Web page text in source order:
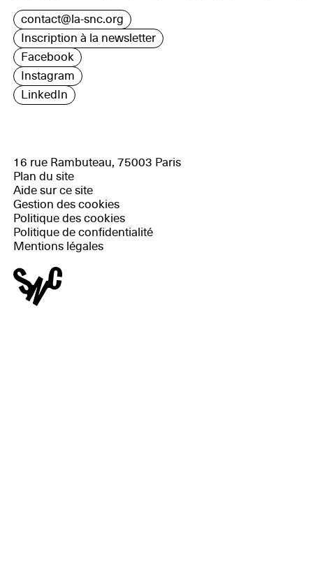
contact@la-snc.org
Inscription à la newsletter
Facebook
Instagram
LinkedIn
16 rue Rambuteau, 75003 Paris
Plan du site
Aide sur ce site
Gestion des cookies
Politique des cookies
Politique de confidentialité
Mentions légales